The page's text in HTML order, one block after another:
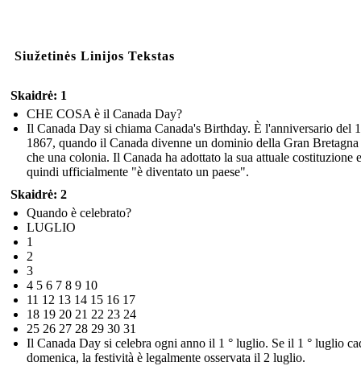
Siužetinės Linijos Tekstas
Skaidrė: 1
CHE COSA è il Canada Day?
Il Canada Day si chiama Canada's Birthday. È l'anniversario del
1867, quando il Canada divenne un dominio della Gran
che una colonia. Il Canada ha adottato la sua attuale costituzione e
quindi ufficialmente "è diventato un paese".
Skaidrė: 2
Quando è celebrato?
LUGLIO
1
2
3
4 5 6 7 8 9 10
11 12 13 14 15 16 17
18 19 20 21 22 23 24
25 26 27 28 29 30 31
Il Canada Day si celebra ogni anno il 1 ° luglio. Se il 1 ° luglio
domenica, la festività è legalmente osservata il 2 luglio.